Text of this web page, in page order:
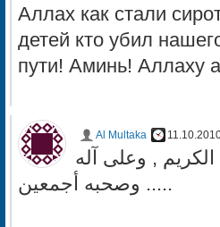
Аллах как стали
детей кто убил
пути! Аминь! Аллаху
Al Multaka
, وعلى آله
وصحبه أجمعين .....